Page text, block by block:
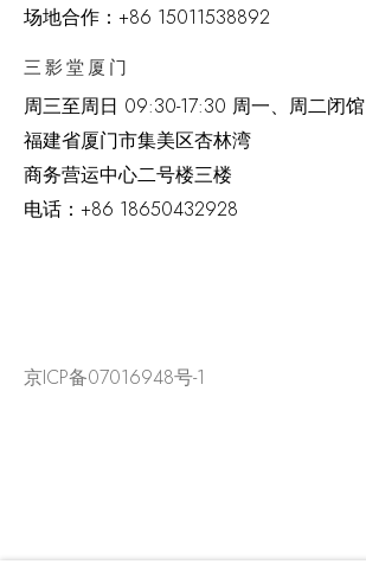
场地合作：+86 15011538892
三影堂厦门
周三至周日 09:30-17:30 周一、周二闭馆
福建省厦门市集美区杏林湾
商务营运中心二号楼三楼
电话： +86 18650432928
京ICP备07016948号-1